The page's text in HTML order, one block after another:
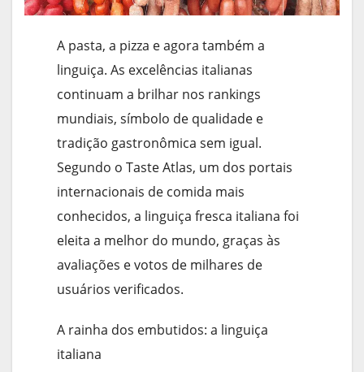
A pasta, a pizza e agora também a
linguiça. As excelências italianas
continuam a brilhar nos rankings
mundiais, símbolo de qualidade e
tradição gastronômica sem igual.
Segundo o Taste Atlas, um dos portais
internacionais de comida mais
conhecidos, a linguiça fresca italiana foi
eleita a melhor do mundo, graças às
avaliações e votos de milhares de
usuários verificados.
A rainha dos embutidos: a linguiça
italiana